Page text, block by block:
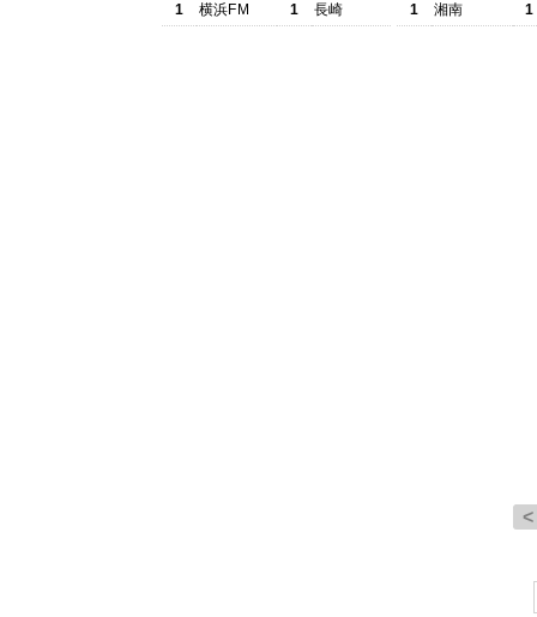
1
横浜FM 1 長崎
1
湘南 1